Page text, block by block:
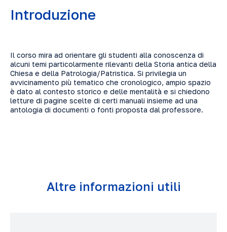
Introduzione
Il corso mira ad orientare gli studenti alla conoscenza di
alcuni temi particolarmente rilevanti della Storia antica della
Chiesa e della Patrologia/Patristica. Si privilegia un
avvicinamento più tematico che cronologico, ampio spazio
è dato al contesto storico e delle mentalità e si chiedono
letture di pagine scelte di certi manuali insieme ad una
antologia di documenti o fonti proposta dal professore.
Altre informazioni utili